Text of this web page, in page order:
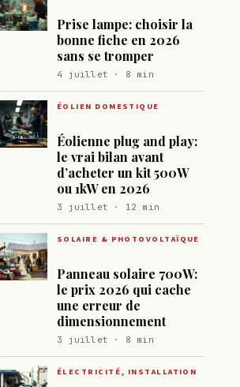
Prise lampe: choisir la
bonne fiche en 2026
sans se tromper
4 juillet · 8 min
ÉOLIEN DOMESTIQUE
Éolienne plug and play:
le vrai bilan avant
d’acheter un kit 500W
ou 1kW en 2026
3 juillet · 12 min
SOLAIRE & PHOTOVOLTAÏQUE
Panneau solaire 700W:
le prix 2026 qui cache
une erreur de
dimensionnement
3 juillet · 8 min
ÉLECTRICITÉ, INSTALLATION